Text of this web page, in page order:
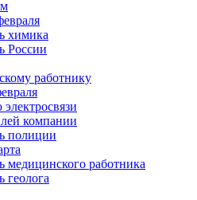
химика
России
работнику
компании
полиции
медицинского работника
геолога